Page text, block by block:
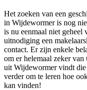
Het zoeken van een
in Wijdewormer is nog
is nu eenmaal niet geheel
uitnodiging een
contact. Er zijn enkele
om er helemaal zeker
uit Wijdewormer vindt
verder om te leren hoe
kan vinden!